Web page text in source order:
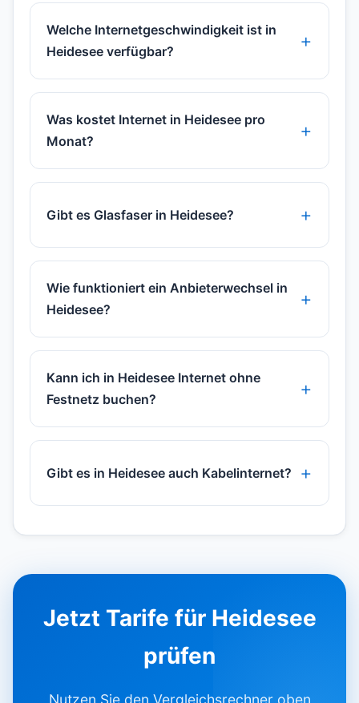
Welche Internetgeschwindigkeit ist in
Heidesee verfügbar?
Was kostet Internet in Heidesee pro
Monat?
Gibt es Glasfaser in Heidesee?
Wie funktioniert ein Anbieterwechsel in
Heidesee?
Kann ich in Heidesee Internet ohne
Festnetz buchen?
Gibt es in Heidesee auch Kabelinternet?
Jetzt Tarife für Heidesee
prüfen
Nutzen Sie den Vergleichsrechner oben